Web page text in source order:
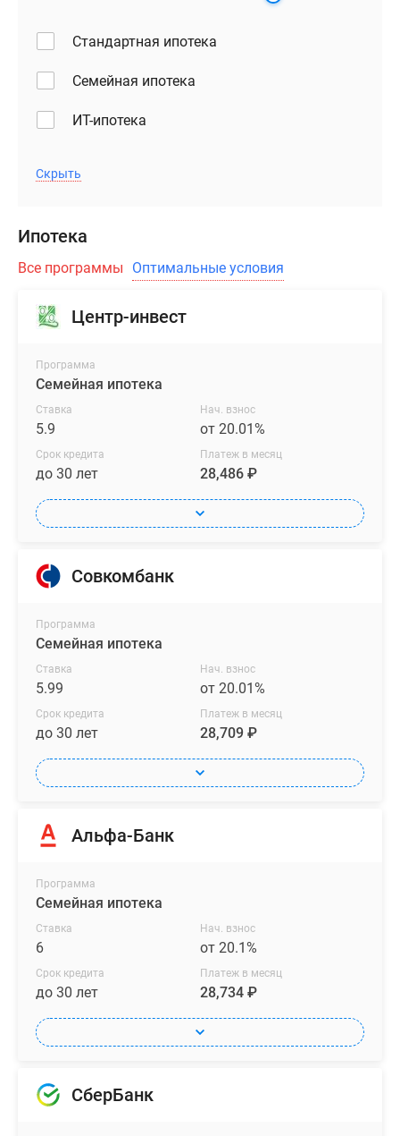
Стандартная ипотека
Семейная ипотека
ИТ-ипотека
Скрыть
Ипотека
Все программы Оптимальные условия
Центр-инвест
Программа
Семейная ипотека
Ставка
5.9
Нач. взнос
от 20.01%
Срок кредита
до 30 лет
Платеж в месяц
28,486 ₽
Совкомбанк
Программа
Семейная ипотека
Ставка
5.99
Нач. взнос
от 20.01%
Срок кредита
до 30 лет
Платеж в месяц
28,709 ₽
Альфа-Банк
Программа
Семейная ипотека
Ставка
6
Нач. взнос
от 20.1%
Срок кредита
до 30 лет
Платеж в месяц
28,734 ₽
СберБанк